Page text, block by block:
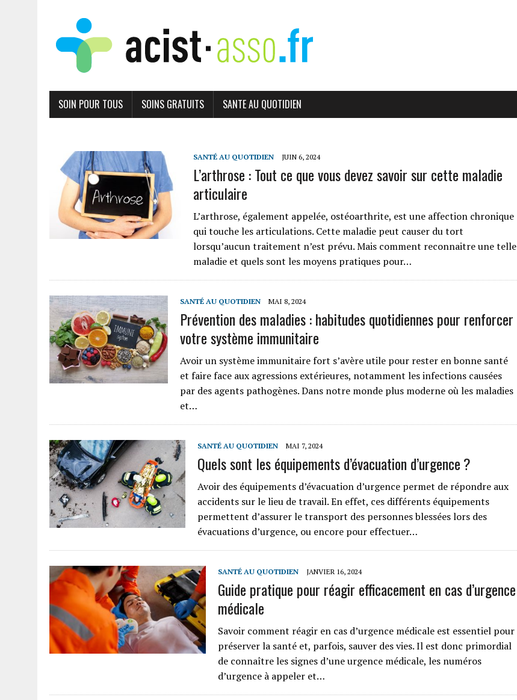
SOIN POUR TOUS SOINS GRATUITS SANTE AU QUOTIDIEN
SANTÉ AU QUOTIDIEN JUIN 6, 2024
L’arthrose : Tout ce que vous devez savoir sur cette maladie
articulaire
L’arthrose, également appelée, ostéoarthrite, est une affection chronique
qui touche les articulations. Cette maladie peut causer du tort
lorsqu’aucun traitement n’est prévu. Mais comment reconnaitre une telle
maladie et quels sont les moyens pratiques pour…
SANTÉ AU QUOTIDIEN MAI 8, 2024
Prévention des maladies : habitudes quotidiennes pour renforcer
votre système immunitaire
Avoir un système immunitaire fort s’avère utile pour rester en bonne santé
et faire face aux agressions extérieures, notamment les infections causées
par des agents pathogènes. Dans notre monde plus moderne où les maladies
et…
SANTÉ AU QUOTIDIEN MAI 7, 2024
Quels sont les équipements d’évacuation d’urgence ?
Avoir des équipements d’évacuation d’urgence permet de répondre aux
accidents sur le lieu de travail. En effet, ces différents équipements
permettent d’assurer le transport des personnes blessées lors des
évacuations d’urgence, ou encore pour effectuer…
SANTÉ AU QUOTIDIEN JANVIER 16, 2024
Guide pratique pour réagir efficacement en cas d’urgence
médicale
Savoir comment réagir en cas d’urgence médicale est essentiel pour
préserver la santé et, parfois, sauver des vies. Il est donc primordial
de connaître les signes d’une urgence médicale, les numéros
d’urgence à appeler et…